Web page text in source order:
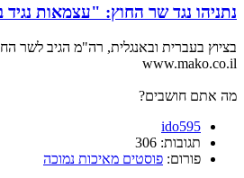
נתניהו נגד שר החוץ: "עצמאות
בציוץ בעברית ובאנגלית, רה"מ הגיב לשר
www.mako.co.il
מה אתם חושבים?
ido595
תגובות: 306
פורום: פוסטים מאיכות נמוכה